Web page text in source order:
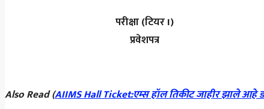
परीक्षा (टियर I)
प्रवेशपत्र
Also Read (AIIMS Hall Ticket:एम्स हॉल तिकीट जाहीर झाले